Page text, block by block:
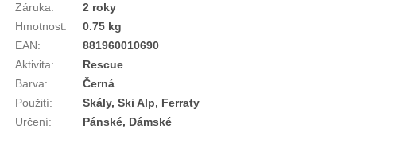
Záruka:
2 roky
Hmotnost:
0.75 kg
EAN:
881960010690
Aktivita:
Rescue
Barva:
Černá
Použití:
Skály, Ski Alp, Ferraty
Určení: Pánské, Dámské